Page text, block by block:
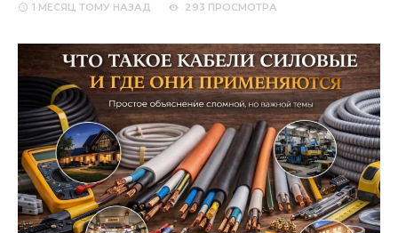
1 МЕСЯЦ ТОМУ НАЗАД 293 ПРОСМОТРА